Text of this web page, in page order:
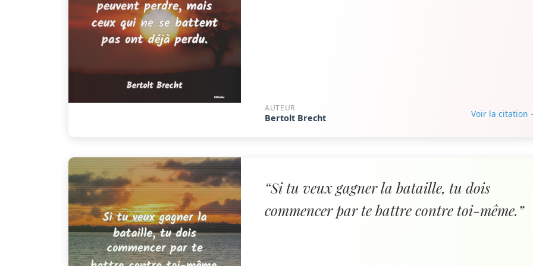
AUTEUR
Bertolt Brecht Voir la citation
“Si tu veux gagner la bataille, tu dois
commencer par te battre contre toi-même.”